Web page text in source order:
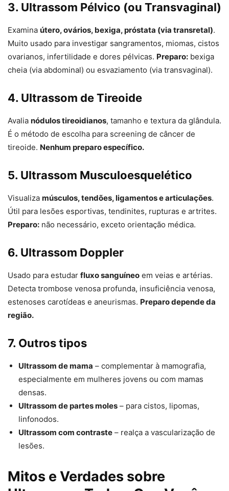
3. Ultrassom Pélvico (ou Transvaginal)
Examina útero, ovários, bexiga, próstata (via transretal).
Muito usado para investigar sangramentos, miomas, cistos
ovarianos, infertilidade e dores pélvicas. Preparo: bexiga
cheia (via abdominal) ou esvaziamento (via transvaginal).
4. Ultrassom de Tireoide
Avalia nódulos tireoidianos, tamanho e textura da glândula.
É o método de escolha para screening de câncer de
tireoide. Nenhum preparo específico.
5. Ultrassom Musculoesquelético
Visualiza músculos, tendões, ligamentos e articulações.
Útil para lesões esportivas, tendinites, rupturas e artrites.
Preparo: não necessário, exceto orientação médica.
6. Ultrassom Doppler
Usado para estudar fluxo sanguíneo em veias e artérias.
Detecta trombose venosa profunda, insuficiência venosa,
estenoses carotídeas e aneurismas. Preparo depende da
região.
7. Outros tipos
Ultrassom de mama – complementar à mamografia,
especialmente em mulheres jovens ou com mamas
densas.
Ultrassom de partes moles – para cistos, lipomas,
linfonodos.
Ultrassom com contraste – realça a vascularização de
lesões.
Mitos e Verdades sobre